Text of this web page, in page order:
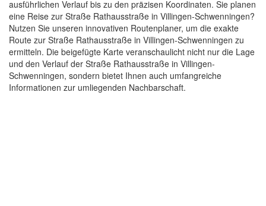
ausführlichen Verlauf bis zu den präzisen Koordinaten. Sie planen
eine Reise zur Straße Rathausstraße in Villingen-Schwenningen?
Nutzen Sie unseren innovativen Routenplaner, um die exakte
Route zur Straße Rathausstraße in Villingen-Schwenningen zu
ermitteln. Die beigefügte Karte veranschaulicht nicht nur die Lage
und den Verlauf der Straße Rathausstraße in Villingen-
Schwenningen, sondern bietet Ihnen auch umfangreiche
Informationen zur umliegenden Nachbarschaft.